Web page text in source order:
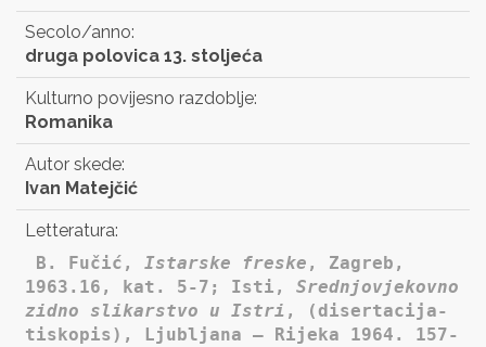
Secolo/anno:
druga polovica 13. stoljeća
Kulturno povijesno razdoblje:
Romanika
Autor skede:
Ivan Matejčić
Letteratura:
B. Fučić, Istarske freske , Zagreb,
1963.16, kat. 5-7; Isti, Srednjovjekovno
zidno slikarstvo u Istri , (disertacija-
tiskopis), Ljubljana – Rijeka 1964. 157-